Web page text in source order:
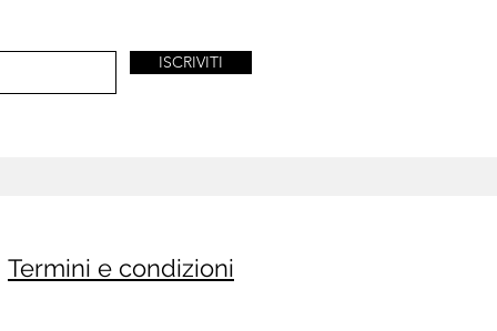
ISCRIVITI
Termini e condizioni